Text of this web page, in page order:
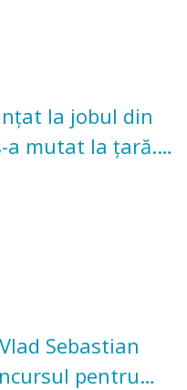
la jobul din
a mutat la țară.
în grădina
Sebastian
pentru